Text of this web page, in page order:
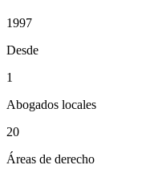
1997
Desde
1
Abogados locales
20
Áreas de derecho